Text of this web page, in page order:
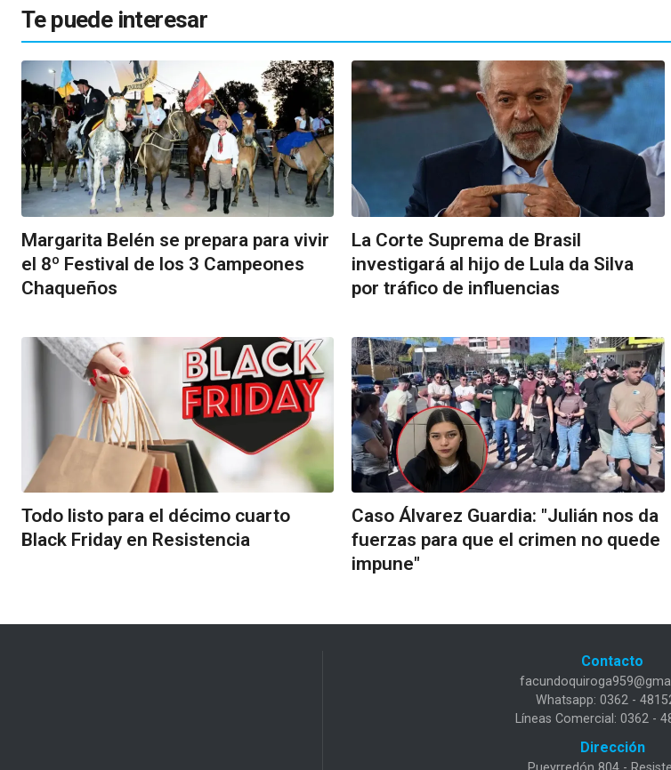
Te puede interesar
Margarita Belén se prepara para vivir
el 8º Festival de los 3 Campeones
Chaqueños
La Corte Suprema de Brasil
investigará al hijo de Lula da Silva
por tráfico de influencias
Todo listo para el décimo cuarto
Black Friday en Resistencia
Caso Álvarez Guardia: "Julián nos da
fuerzas para que el crimen no quede
impune"
Contacto
Whatsapp: 0362 -
Líneas Comercial: 0362 -
Dirección